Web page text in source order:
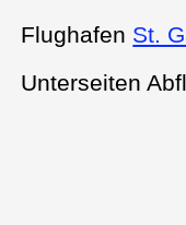
Flughafen St.
Unterseiten